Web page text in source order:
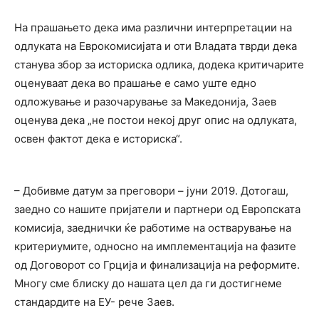
На прашањето дека има различни интерпретации на
одлуката на Еврокомисијата и оти Владата тврди дека
станува збор за историска одлика, додека критичарите
оценуваат дека во прашање е само уште едно
одложување и разочарување за Македонија, Заев
оценува дека „не постои некој друг опис на одлуката,
освен фактот дека е историска“.
– Добивме датум за преговори – јуни 2019. Дотогаш,
заедно со нашите пријатели и партнери од Европската
комисија, заеднички ќе работиме на остварување на
критериумите, односно на имплементација на фазите
од Договорот со Грција и финализација на реформите.
Многу сме блиску до нашата цел да ги достигнеме
стандардите на ЕУ- рече Заев.